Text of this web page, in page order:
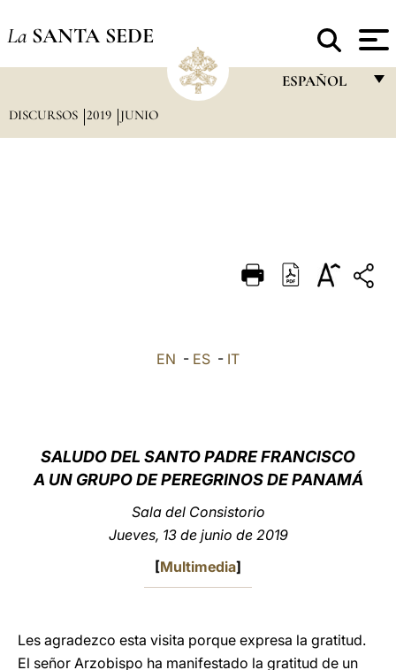
La SANTA SEDE
ESPAÑOL
DEUTSCH
DISCURSOS 2019 JUNIO
EN - ES - IT
SALUDODEL SANTO PADRE FRANCISCO
A UN GRUPO DE PEREGRINOS DE PANAMÁ
Sala del Consistorio
Jueves, 13 de junio de 2019
[Multimedia]
Les agradezco esta visita porque expresa la gratitud.
El señor Arzobispo ha manifestado la gratitud de un